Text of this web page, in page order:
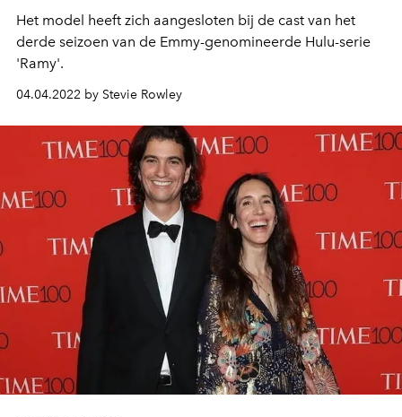
Het model heeft zich aangesloten bij de cast van het
derde seizoen van de Emmy-genomineerde Hulu-serie
'Ramy'.
04.04.2022 by Stevie Rowley